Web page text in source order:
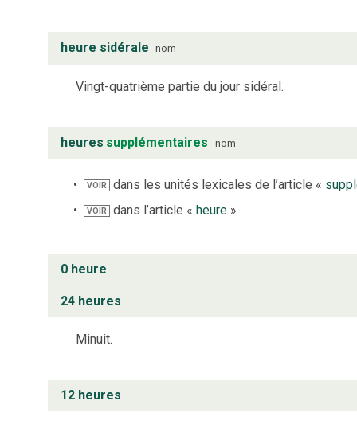
heure sidérale nom
Vingt-quatrième partie du jour sidéral.
heures supplémentaires nom
VOIR dans les unités lexicales de l’article «
VOIR dans l’article «heure »
0 heure
24 heures
Minuit.
12 heures